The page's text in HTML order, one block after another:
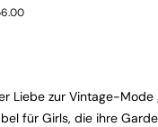
Liebe zur Vintage-
für Girls, die ihre